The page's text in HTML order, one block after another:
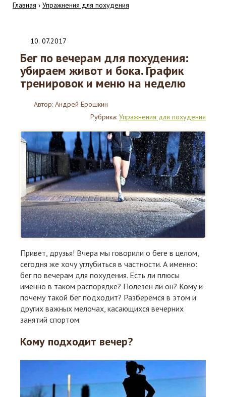
Главная › Упражнения для похудения
10. 07.2017
Бег по вечерам для похудения:
убираем живот и бока. График
тренировок и меню на неделю
Автор: Андрей Ерошкин
Рубрика: Упражнения для похудения
Привет, друзья! Вчера мы говорили о беге в целом,
сегодня же хочу углубиться в частности. А именно:
бег по вечерам для похудения. Есть ли плюсы
именно в таком распорядке? Полезен ли он? Кому и
почему такой бег подходит? Разберемся в этом и
других важных мелочах, касающихся вечерних
занятий спортом.
Кому подходит вечер?